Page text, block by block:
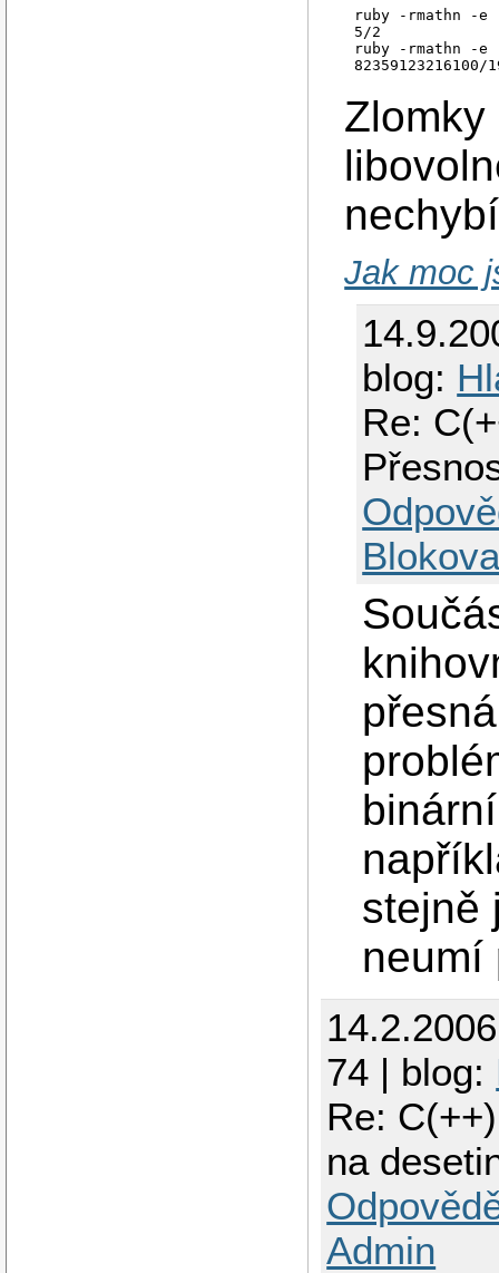
ruby -rmathn -
5/2
ruby -rmathn -e
Jak moc
blog:
Re:
stejně
neumí
74 | blog:
Re:
na
Admin